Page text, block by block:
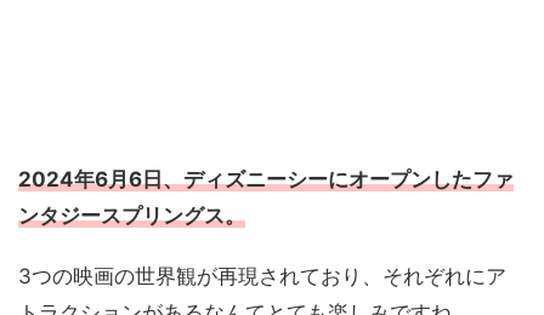
2024年6月6日、ディズニーシーにオープンしたファ
ンタジースプリングス。
3つの映画の世界観が再現されており、それぞれにア